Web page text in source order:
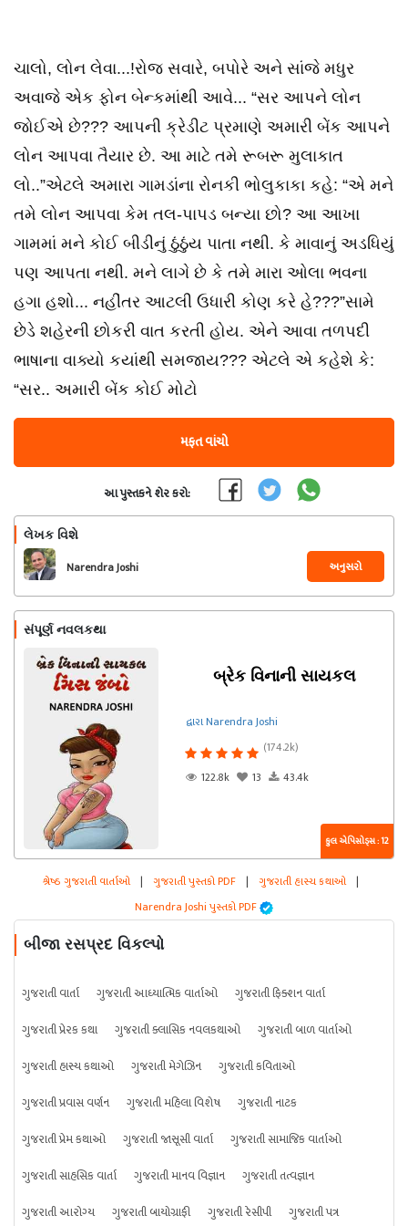
ચાલો, લોન લેવા...!રોજ સવારે, બપોરે અને સાંજે મધુર
અવાજે એક ફોન બેન્કમાંથી આવે... “સર આપને લોન
જોઈએ છે??? આપની ક્રેડીટ પ્રમાણે અમારી બેંક આપને
લોન આપવા તૈયાર છે. આ માટે તમે રૂબરૂ મુલાકાત
લો..”એટલે અમારા ગામડાંના રોનકી ભોલુકાકા કહે: “એ મને
તમે લોન આપવા કેમ તલ-પાપડ બન્યા છો? આ આખા
ગામમાં મને કોઈ બીડીનું ઠુંઠુંય પાતા નથી. કે માવાનું અડધિયું
પણ આપતા નથી. મને લાગે છે કે તમે મારા ઓલા ભવના
હગા હશો... નહીંતર આટલી ઉધારી કોણ કરે હે???”સામે
છેડે શહેરની છોકરી વાત કરતી હોય. એને આવા તળપદી
ભાષાના વાક્યો કયાંથી સમજાય??? એટલે એ કહેશે કે:
“સર.. અમારી બેંક કોઈ મોટો
મફત વાંચો
આ પુસ્તકને શેર કરો:
લેખક વિશે
Narendra Joshi અનુસરો
સંપૂર્ણ નવલકથા
બ્રેક વિનાની સાયકલ
દ્વારા Narendra Joshi
(174.2k)
122.8k
13 43.4k
કુલ એપિસોડ્સ : 12
શ્રેષ્ઠ ગુજરાતી વાર્તાઓ | ગુજરાતી પુસ્તકો PDF | ગુજરાતી હાસ્ય કથાઓ |
Narendra Joshi પુસ્તકો PDF
બીજા રસપ્રદ વિકલ્પો
ગુજરાતી વાર્તા ગુજરાતી આધ્યાત્મિક વાર્તાઓ
ગુજરાતી ફિક્શન વાર્તા
ગુજરાતી પ્રેરક કથા
ગુજરાતી ક્લાસિક નવલકથાઓ
ગુજરાતી બાળ વાર્તાઓ
ગુજરાતી હાસ્ય કથાઓ
ગુજરાતી મેગેઝિન
ગુજરાતી કવિતાઓ
ગુજરાતી પ્રવાસ વર્ણન
ગુજરાતી મહિલા વિશેષ
ગુજરાતી નાટક
ગુજરાતી પ્રેમ કથાઓ
ગુજરાતી જાસૂસી વાર્તા
ગુજરાતી સામાજિક વાર્તાઓ
ગુજરાતી સાહસિક વાર્તા
ગુજરાતી માનવ વિજ્ઞાન
ગુજરાતી તત્વજ્ઞાન
ગુજરાતી આરોગ્ય
ગુજરાતી બાયોગ્રાફી ગુજરાતી રેસીપી ગુજરાતી પત્ર